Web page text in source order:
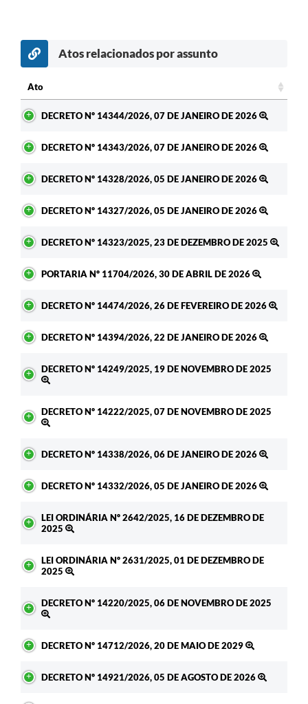
Atos relacionados por assunto
Ato
DECRETO Nº 14344/2026, 07 DE JANEIRO DE 2026
DECRETO Nº 14343/2026, 07 DE JANEIRO DE 2026
DECRETO Nº 14328/2026, 05 DE JANEIRO DE 2026
DECRETO Nº 14327/2026, 05 DE JANEIRO DE 2026
DECRETO Nº 14323/2025, 23 DE DEZEMBRO DE 2025
PORTARIA Nº 11704/2026, 30 DE ABRIL DE 2026
DECRETO Nº 14474/2026, 26 DE FEVEREIRO DE 2026
DECRETO Nº 14394/2026, 22 DE JANEIRO DE 2026
DECRETO Nº 14249/2025, 19 DE NOVEMBRO DE 2025
DECRETO Nº 14222/2025, 07 DE NOVEMBRO DE 2025
DECRETO Nº 14338/2026, 06 DE JANEIRO DE 2026
DECRETO Nº 14332/2026, 05 DE JANEIRO DE 2026
LEI ORDINÁRIA Nº 2642/2025, 16 DE DEZEMBRO DE
2025
LEI ORDINÁRIA Nº 2631/2025, 01 DE DEZEMBRO DE
2025
DECRETO Nº 14220/2025, 06 DE NOVEMBRO DE 2025
DECRETO Nº 14712/2026, 20 DE MAIO DE 2029
DECRETO Nº 14921/2026, 05 DE AGOSTO DE 2026